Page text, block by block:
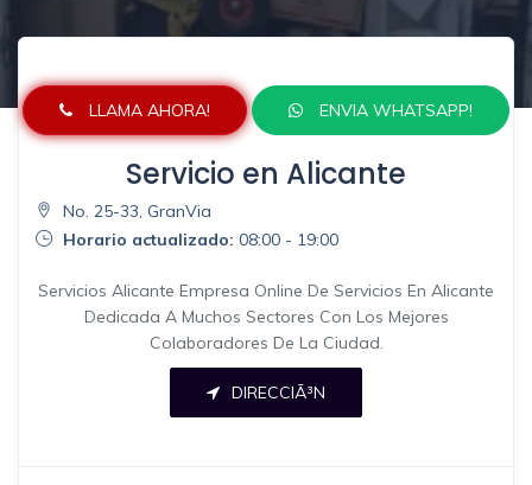
LLAMA AHORA! ENVIA WHATSAPP!
Servicio en Alicante
No. 25-33, GranVia
Horario actualizado: 08:00 - 19:00
Servicios Alicante Empresa Online De Servicios En Alicante
Dedicada A Muchos Sectores Con Los Mejores
Colaboradores De La Ciudad.
DIRECCIÃ³N